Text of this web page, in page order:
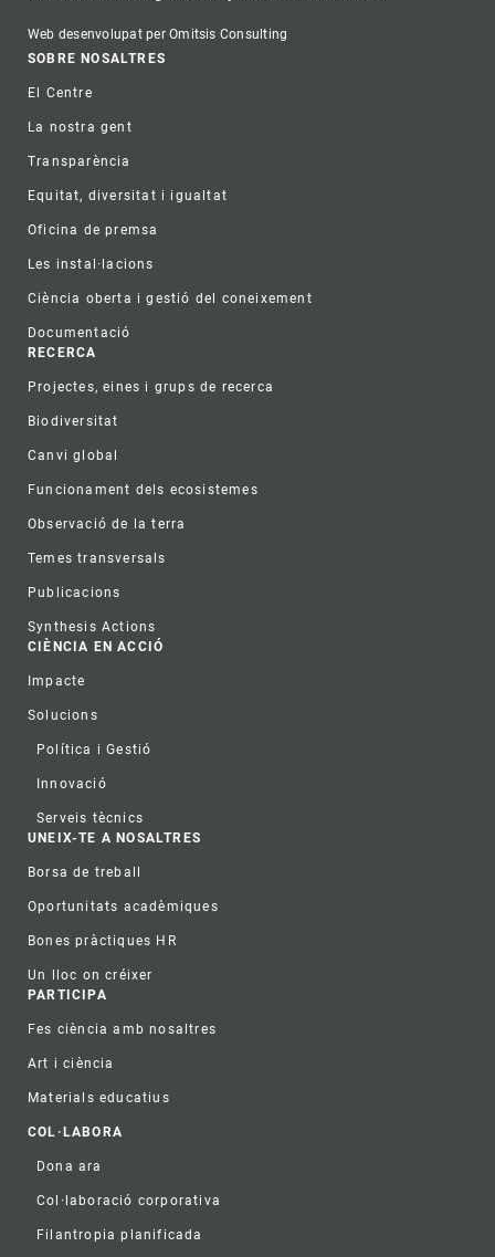
Web desenvolupat per Omitsis Consulting
Footer
SOBRE NOSALTRES
El Centre
La nostra gent
Transparència
Equitat, diversitat i igualtat
Oficina de premsa
Les instal·lacions
Ciència oberta i gestió del coneixement
Documentació
RECERCA
Projectes, eines i grups de recerca
Biodiversitat
Canvi global
Funcionament dels ecosistemes
Observació de la terra
Temes transversals
Publicacions
Synthesis Actions
CIÈNCIA EN ACCIÓ
Impacte
Solucions
Política i Gestió
Innovació
Serveis tècnics
UNEIX-TE A NOSALTRES
Borsa de treball
Oportunitats acadèmiques
Bones pràctiques HR
Un lloc on créixer
PARTICIPA
Fes ciència amb nosaltres
Art i ciència
Materials educatius
COL·LABORA
Dona ara
Col·laboració corporativa
Filantropia planificada